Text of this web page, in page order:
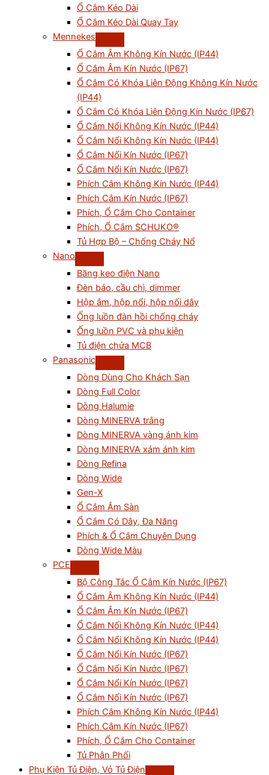
Ổ Cắm Kéo Dài
Ổ Cắm Kéo Dài Quay Tay
Mennekes
Ổ Cắm Âm Không Kín Nước (IP44)
Ổ Cắm Âm Kín Nước (IP67)
Ổ Cắm Có Khóa Liên Động Không Kín Nước
(IP44)
Ổ Cắm Có Khóa Liên Động Kín Nước (IP67)
Ổ Cắm Nổi Không Kín Nước (IP44)
Ổ Cắm Nối Không Kín Nước (IP44)
Ổ Cắm Nối Kín Nước (IP67)
Ổ Cắm Nổi Kín Nước (IP67)
Phích Cắm Không Kín Nước (IP44)
Phích Cắm Kín Nước (IP67)
Phích, Ổ Cắm Cho Container
Phích, Ổ Cắm SCHUKO®
Tủ Hợp Bộ – Chống Cháy Nổ
Nano
Băng keo điện Nano
Đèn báo, cầu chì, dimmer
Hộp âm, hộp nổi, hộp nối dây
Ống luồn đàn hồi chống cháy
Ống luồn PVC và phụ kiện
Tủ điện chứa MCB
Panasonic
Dòng Dùng Cho Khách Sạn
Dòng Full Color
Dòng Halumie
Dòng MINERVA trắng
Dòng MINERVA vàng ánh kim
Dòng MINERVA xám ánh kim
Dòng Refina
Dòng Wide
Gen-X
Ổ Cắm Âm Sàn
Ổ Cắm Có Dây, Đa Năng
Phích & Ổ Cắm Chuyên Dụng
Dòng Wide Màu
PCE
Bộ Công Tắc Ổ Cắm Kín Nước (IP67)
Ổ Cắm Âm Không Kín Nước (IP44)
Ổ Cắm Âm Kín Nước (IP67)
Ổ Cắm Nối Không Kín Nước (IP44)
Ổ Cắm Nổi Không Kín Nước (IP44)
Ổ Cắm Nổi Kín Nước (IP67)
Ổ Cắm Nối Kín Nước (IP67)
Ổ Cắm Nổi Kín Nước (IP67)
Ổ Cắm Nối Kín Nước (IP67)
Phích Cắm Không Kín Nước (IP44)
Phích Cắm Kín Nước (IP67)
Phích, Ổ Cắm Cho Container
Tủ Phân Phối
Phụ Kiện Tủ Điện, Vỏ Tủ Điện